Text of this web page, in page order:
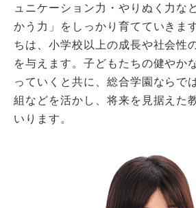
ュニケーション力・やりぬく力な
かう力」をしっかり育てていきま
ちは、小学校以上の成長や社会性
を与えます。子どもたちの健やか
っていくと共に、総合学園ならで
組などを活かし、将来を見据えた
いります。